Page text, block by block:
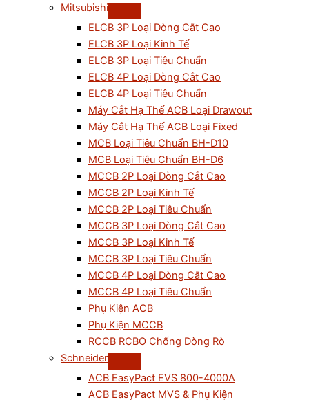
Mitsubishi
ELCB 3P Loại Dòng Cắt Cao
ELCB 3P Loại Kinh Tế
ELCB 3P Loại Tiêu Chuẩn
ELCB 4P Loại Dòng Cắt Cao
ELCB 4P Loại Tiêu Chuẩn
Máy Cắt Hạ Thế ACB Loại Drawout
Máy Cắt Hạ Thế ACB Loại Fixed
MCB Loại Tiêu Chuẩn BH-D10
MCB Loại Tiêu Chuẩn BH-D6
MCCB 2P Loại Dòng Cắt Cao
MCCB 2P Loại Kinh Tế
MCCB 2P Loại Tiêu Chuẩn
MCCB 3P Loại Dòng Cắt Cao
MCCB 3P Loại Kinh Tế
MCCB 3P Loại Tiêu Chuẩn
MCCB 4P Loại Dòng Cắt Cao
MCCB 4P Loại Tiêu Chuẩn
Phụ Kiện ACB
Phụ Kiện MCCB
RCCB RCBO Chống Dòng Rò
Schneider
ACB EasyPact EVS 800-4000A
ACB EasyPact MVS & Phụ Kiện